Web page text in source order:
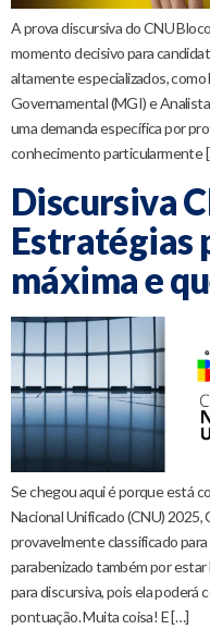
A prova discursiva do CNU
momento decisivo para
altamente especializados,
Governamental (MGI) e
uma demanda específica por
conhecimento particularmente
Discursiva
Estratégias
máxima e
Se chegou aqui é porque está
Nacional Unificado (CNU) 2025,
provavelmente classificado
parabenizado também por
para discursiva, pois ela poderá
pontuação. Muita coisa! E […]